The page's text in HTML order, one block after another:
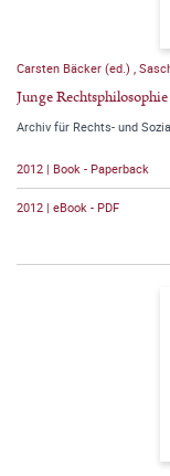
Carsten Bäcker (ed.)
Junge Rechtsphilosophie
Archiv für Rechts- und
2012 | Book - Paperback
2012 | eBook - PDF